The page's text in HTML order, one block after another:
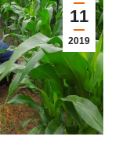
11
2019